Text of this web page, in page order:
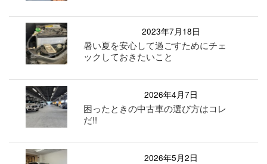
2023年7月18日
暑い夏を安心して過ごすためにチェ
ックしておきたいこと
2026年4月7日
困ったときの中古車の選び方はコレ
だ!!
2026年5月2日